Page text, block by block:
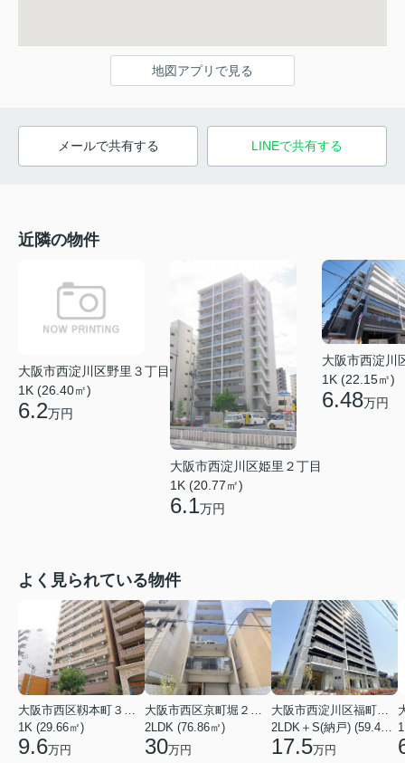
地図アプリで見る
メールで共有する LINEで共有する
近隣の物件
大阪市西淀川区野里３丁目
1K (26.40㎡)
6.2万円
大阪市西淀川区姫里２丁目
1K (20.77㎡)
6.1万円
大阪市西淀川
1K (22.15㎡)
6.48万円
よく見られている物件
大阪市西区靱本町３丁目
1K (29.66㎡)
9.6万円
大阪市西区京町堀２丁目
2LDK (76.86㎡)
30万円
大阪市西淀川区福町２丁目
2LDK＋S(納戸) (59.48㎡)
17.5万円